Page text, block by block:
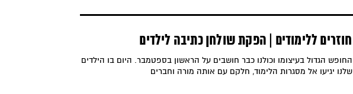
חוזרים ללימודים | הפקת שולחן כתיבה לילדים
החופש הגדול בעיצומו וכולנו כבר חושבים על הראשון בספטמבר. היום בו הילדים
שלנו יגיעו אל מסגרות הלימוד, חלקם עם אותה מורה וחברים